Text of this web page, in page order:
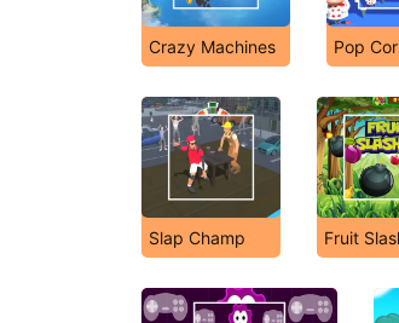
Crazy Machines Pop
Slap Champ Fruit